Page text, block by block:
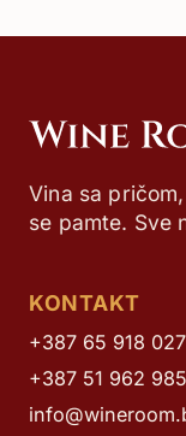
Vina sa
se pamte. Sve
KONTAKT
+387 65 918 027
+387 51 962 985